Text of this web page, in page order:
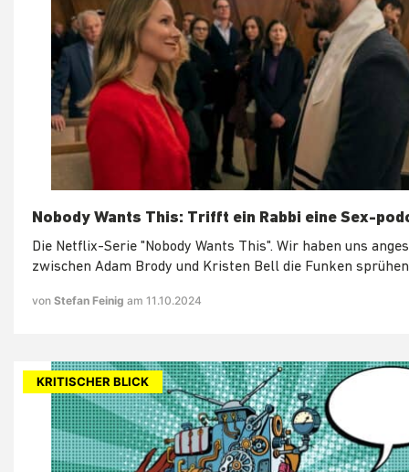
Nobody Wants This: Trifft ein Rabbi eine Sex-
Die Netflix-Serie "Nobody Wants This". Wir haben uns
zwischen Adam Brody und Kristen Bell die Funken
von Stefan Feinig am 11.10.2024
KRITISCHER BLICK